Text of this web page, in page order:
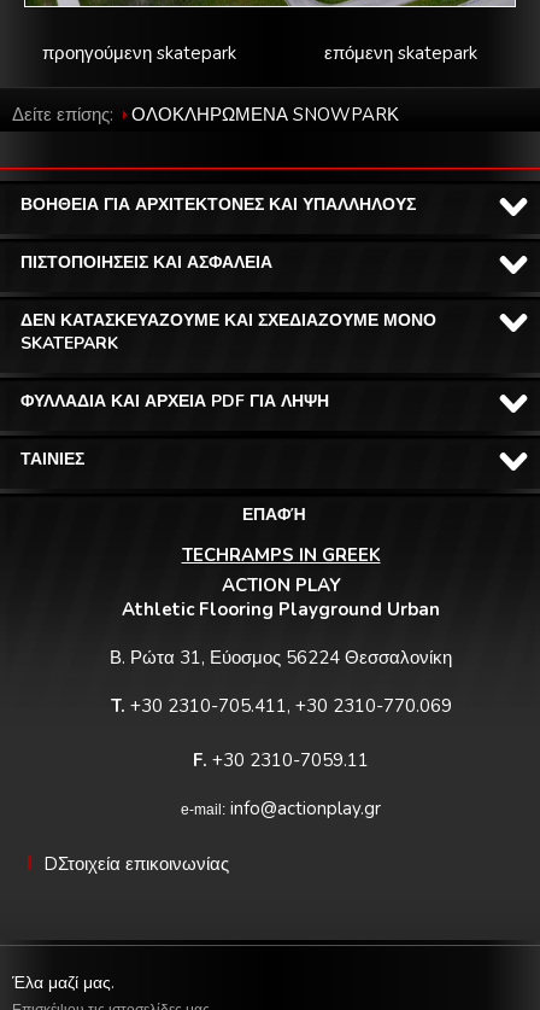
επόμενη skatepark
προηγούμενη skatepark
Δείτε επίσης: ΟΛΟΚΛΗΡΩΜΕΝΑ SNOWPARΚ
ΒΟΗΘΕΙΑ ΓΙΑ ΑΡΧΙΤΕΚΤΟΝΕΣ ΚΑΙ ΥΠΑΛΛΗΛΟΥΣ
ΠΙΣΤΟΠΟΙΗΣΕΙΣ ΚΑΙ ΑΣΦΑΛΕΙΑ
ΔΕΝ ΚΑΤΑΣΚΕΥΑΖΟΥΜΕ ΚΑΙ ΣΧΕΔΙΑΖΟΥΜΕ ΜΟΝΟ
SKATEPARK
ΦΥΛΛΑΔΙΑ ΚΑΙ ΑΡΧΕΙΑ PDF ΓΙΑ ΛΗΨΗ
ΤΑΙΝΙΕΣ
ΕΠΑΦΉ
TECHRAMPS IN GREEK
ACTION PLAY
Athletic Flooring Playground Urban
Β. Ρώτα 31, Εύοσμος 56224 Θεσσαλονίκη
T. +30 2310-705.411, +30 2310-770.069
F. +30 2310-7059.11
e-mail: info@actionplay.gr
DΣτοιχεία επικοινωνίας
Έλα μαζί μας.